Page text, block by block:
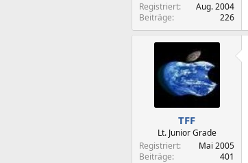
Registriert
Aug. 2004
Beiträge
226
TFF
Lt. Junior Grade
Registriert
Mai 2005
Beiträge
401